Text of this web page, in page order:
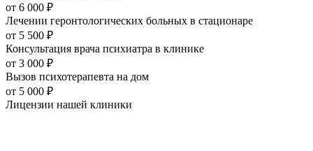
от 6 000 ₽
Лечении геронтологических больных в стационаре
от 5 500 ₽
Консультация врача психиатра в клинике
от 3 000 ₽
Вызов психотерапевта на дом
от 5 000 ₽
Лицензии нашей клиники